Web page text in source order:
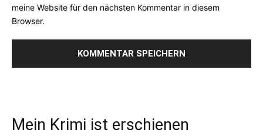
meine Website für den nächsten Kommentar in diesem
Browser.
Mein Krimi ist erschienen